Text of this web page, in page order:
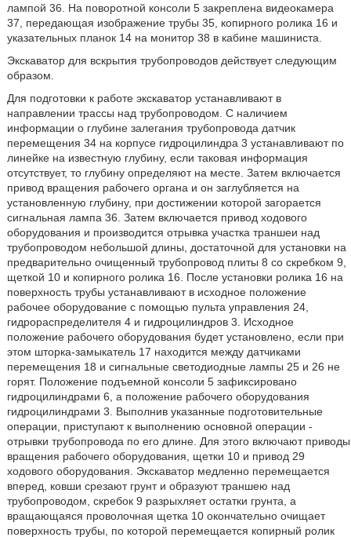
лампой 36. На поворотной консоли 5 закреплена видеокамера
37, передающая изображение трубы 35, копирного ролика 16 и
указательных планок 14 на монитор 38 в кабине машиниста.
Экскаватор для вскрытия трубопроводов действует следующим
образом.
Для подготовки к работе экскаватор устанавливают в
направлении трассы над трубопроводом. С наличием
информации о глубине залегания трубопровода датчик
перемещения 34 на корпусе гидроцилиндра 3 устанавливают по
линейке на известную глубину, если таковая информация
отсутствует, то глубину определяют на месте. Затем включается
привод вращения рабочего органа и он заглубляется на
установленную глубину, при достижении которой загорается
сигнальная лампа 36. Затем включается привод ходового
оборудования и производится отрывка участка траншеи над
трубопроводом небольшой длины, достаточной для установки на
предварительно очищенный трубопровод плиты 8 со скребком 9,
щеткой 10 и копирного ролика 16. После установки ролика 16 на
поверхность трубы устанавливают в исходное положение
рабочее оборудование с помощью пульта управления 24,
гидрораспределителя 4 и гидроцилиндров 3. Исходное
положение рабочего оборудования будет установлено, если при
этом шторка-замыкатель 17 находится между датчиками
перемещения 18 и сигнальные светодиодные лампы 25 и 26 не
горят. Положение подъемной консоли 5 зафиксировано
гидроцилиндрами 6, а положение рабочего оборудования
гидроцилиндрами 3. Выполнив указанные подготовительные
операции, приступают к выполнению основной операции -
отрывки трубопровода по его длине. Для этого включают приводы
вращения рабочего оборудования, щетки 10 и привод 29
ходового оборудования. Экскаватор медленно перемещается
вперед, ковши срезают грунт и образуют траншею над
трубопроводом, скребок 9 разрыхляет остатки грунта, а
вращающаяся проволочная щетка 10 окончательно очищает
поверхность трубы, по которой перемещается копирный ролик